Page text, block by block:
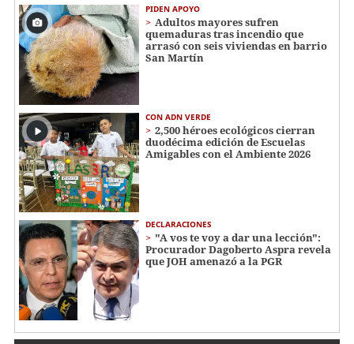
PIDEN APOYO
Adultos mayores sufren
quemaduras tras incendio que
arrasó con seis viviendas en barrio
San Martín
CON ADN VERDE
2,500 héroes ecológicos cierran
duodécima edición de Escuelas
Amigables con el Ambiente 2026
DECLARACIONES
"A vos te voy a dar una lección":
Procurador Dagoberto Aspra revela
que JOH amenazó a la PGR